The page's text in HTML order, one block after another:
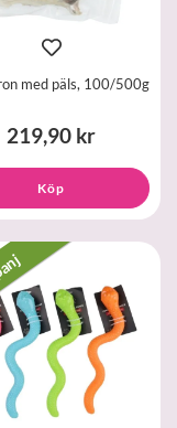
med päls, 100/500g
219,90 kr
Köp